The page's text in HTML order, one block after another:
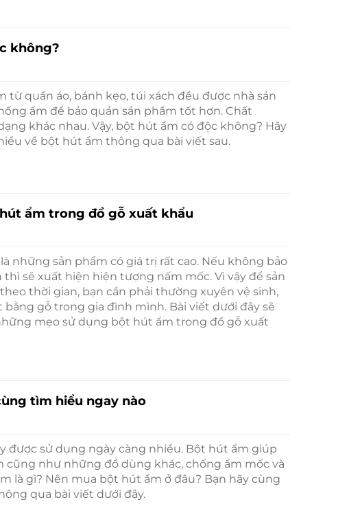
không?
từ quần áo, bánh kẹo, túi xách đều được nhà sản
ẩm để bảo quản sản phẩm tốt hơn. Chất
khác nhau. Vậy, bột hút ẩm có độc không? Hãy
về bột hút ẩm thông qua bài viết sau.
ẩm trong đồ gỗ xuất khẩu
những sản phẩm có giá trị rất cao. Nếu không bảo
sẽ xuất hiện hiện tượng nấm mốc. Vì vậy để sản
thời gian, bạn cần phải thường xuyên vệ sinh,
bằng gỗ trong gia đình mình. Bài viết dưới đây sẽ
mẹo sử dụng bột hút ẩm trong đồ gỗ xuất
tìm hiểu ngay nào
được sử dụng ngày càng nhiều. Bột hút ẩm giúp
cũng như những đồ dùng khác, chống ẩm mốc và
là gì? Nên mua bột hút ẩm ở đâu? Bạn hãy cùng
qua bài viết dưới đây.